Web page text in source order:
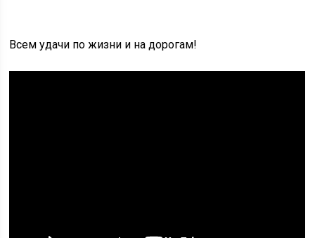
Всем удачи по жизни и на дорогам!